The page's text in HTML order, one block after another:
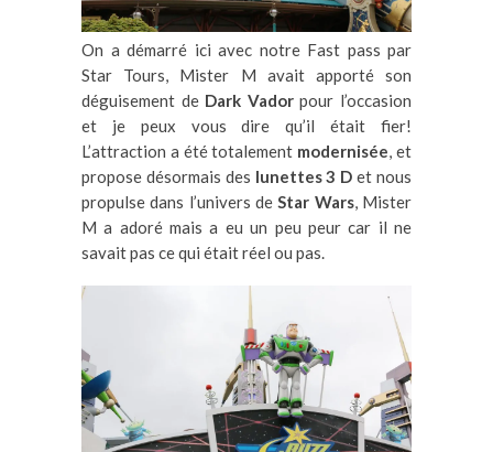
On a démarré ici avec notre Fast pass par
Star Tours, Mister M avait apporté son
déguisement de Dark Vadorpour l’occasion
et je peux vous dire qu’il était fier!
L’attraction a été totalement modernisée, et
propose désormais des lunettes 3 D et nous
propulse dans l’univers deStar Wars, Mister
M a adoré mais a eu un peu peur car il ne
savait pas ce qui était réel ou pas.